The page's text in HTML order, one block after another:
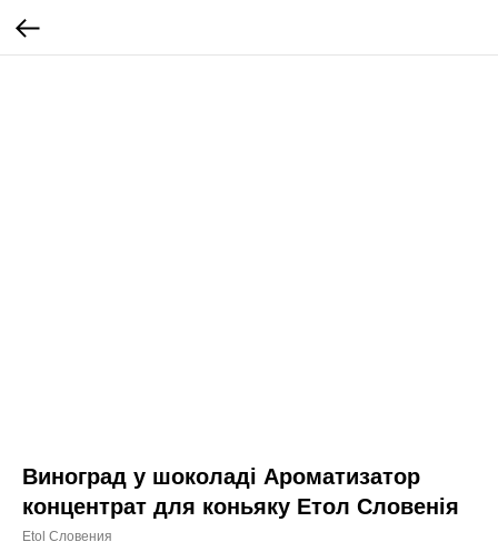
Виноград у шоколаді Ароматизатор
концентрат для коньяку Етол Словенія
Etol Словения